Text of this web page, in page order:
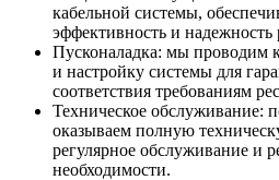
кабельной системы,
эффективность и надежность
Пусконаладка: мы проводим
и настройку системы для
соответствия требованиям
Техническое обслуживание:
оказываем полную
регулярное обслуживание и
необходимости.